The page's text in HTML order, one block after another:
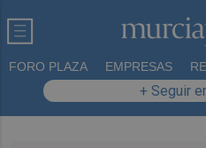
FORO PLAZA EMPRESAS
+ Seguir